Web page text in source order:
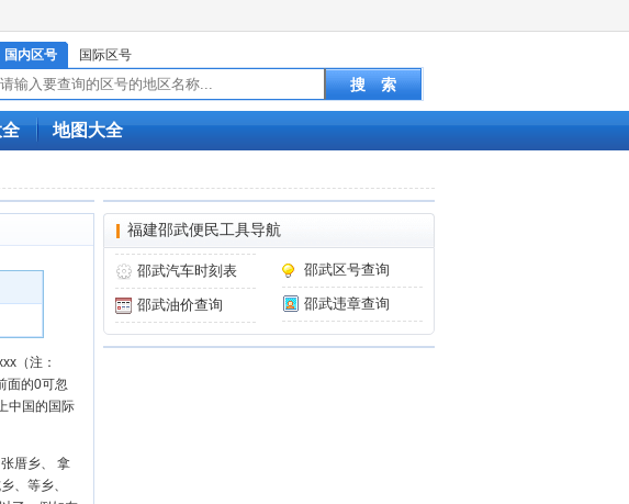
国内区号 国际区号
地图大全
（注：
面的0可忽
中国的国际
厝乡、 拿
、等乡、
福建邵武便民工具导航
邵武区号查询
邵武汽车时刻表
邵武违章查询
邵武油价查询